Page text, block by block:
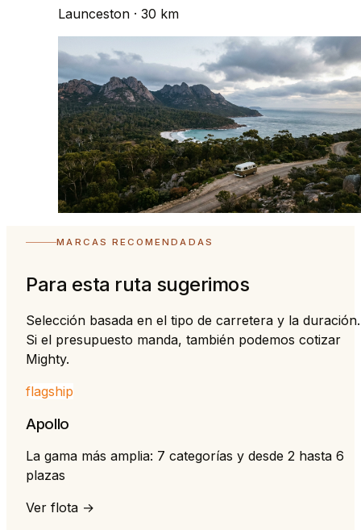
Launceston · 30 km
MARCAS RECOMENDADAS
Para esta ruta sugerimos
Selección basada en el tipo de carretera y la duración.
Si el presupuesto manda, también podemos cotizar
Mighty.
flagship
Apollo
La gama más amplia: 7 categorías y desde 2 hasta 6
plazas
Ver flota →